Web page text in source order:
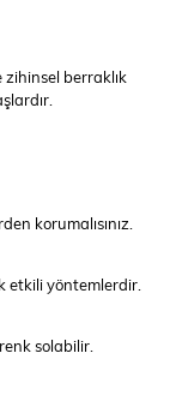
berraklık
korumalısınız.
etkili yöntemlerdir.
solabilir.